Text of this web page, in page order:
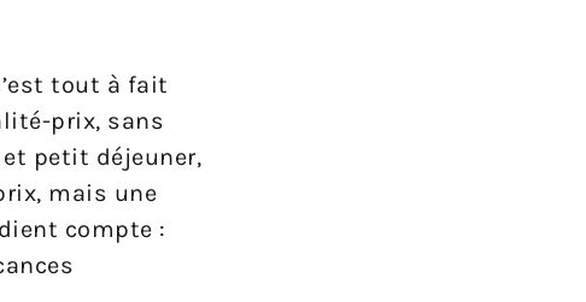
tout à fait
prix, sans
et petit déjeuner,
mais une
compte :